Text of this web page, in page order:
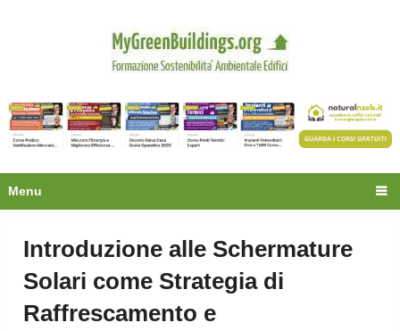
Menu
Introduzione alle Schermature
Solari come Strategia di
Raffrescamento e
Privacy
Oltre 30.000 tecnici
fanno già parte della